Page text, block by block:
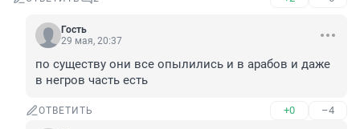
Гость
29 мая, 20:37
по существу они все опылились и в арабов и даже
в негров часть есть
ОТВЕТИТЬ +0 –4